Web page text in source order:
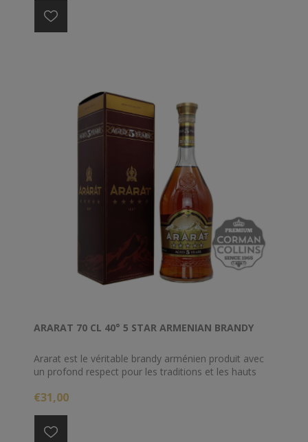
cadeau parfait pour ceux qui attachent de
l'importance à la beauté, à la créativité et à l'art
véritable.
ARARAT 70 CL 40° 5 STAR ARMENIAN BRANDY
Ararat est le véritable brandy arménien produit avec
un profond respect pour les traditions et les hauts
depuis 1887 dans un optique d'excellence. La gamme
la nature généreuse.
€31,00